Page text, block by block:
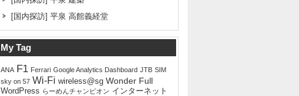
[国内探訪] 平泉 高館義経堂
My Tag
ANA F1 Ferrari Google Analytics Dashboard JTB SIM
sky on 57 Wi-Fi wireless@sg Wonder Full
WordPress らーめんチャンピオン インターネット